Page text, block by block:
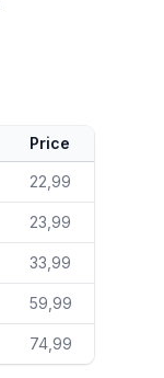
Price
22,99
23,99
33,99
59,99
74,99